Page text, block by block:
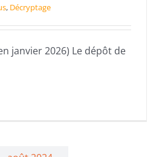
, Décryptage
janvier 2026) Le dépôt de